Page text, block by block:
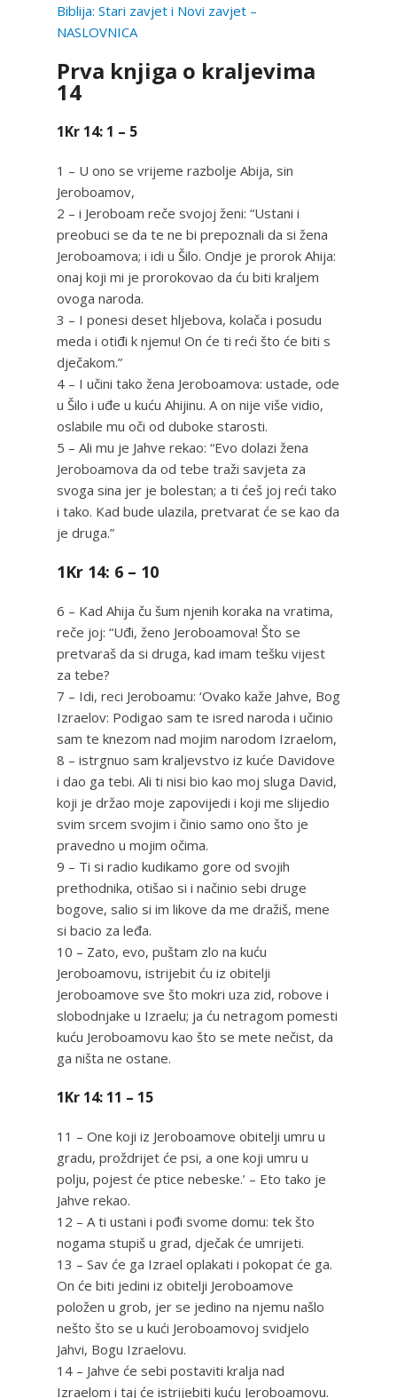
Biblija: Stari zavjet i Novi zavjet –
NASLOVNICA
Prva knjiga o kraljevima
14
1Kr 14: 1 – 5
1 – U ono se vrijeme razbolje Abija, sin
Jeroboamov,
2 – i Jeroboam reče svojoj ženi: “Ustani i
preobuci se da te ne bi prepoznali da si žena
Jeroboamova; i idi u Šilo. Ondje je prorok Ahija:
onaj koji mi je prorokovao da ću biti kraljem
ovoga naroda.
3 – I ponesi deset hljebova, kolača i posudu
meda i otiđi k njemu! On će ti reći što će biti s
dječakom.”
4 – I učini tako žena Jeroboamova: ustade, ode
u Šilo i uđe u kuću Ahijinu. A on nije više vidio,
oslabile mu oči od duboke starosti.
5 – Ali mu je Jahve rekao: “Evo dolazi žena
Jeroboamova da od tebe traži savjeta za
svoga sina jer je bolestan; a ti ćeš joj reći tako
i tako. Kad bude ulazila, pretvarat će se kao da
je druga.”
1Kr 14: 6 – 10
6 – Kad Ahija ču šum njenih koraka na vratima,
reče joj: “Uđi, ženo Jeroboamova! Što se
pretvaraš da si druga, kad imam tešku vijest
za tebe?
7 – Idi, reci Jeroboamu: ‘Ovako kaže Jahve, Bog
Izraelov: Podigao sam te isred naroda i učinio
sam te knezom nad mojim narodom Izraelom,
8 – istrgnuo sam kraljevstvo iz kuće Davidove
i dao ga tebi. Ali ti nisi bio kao moj sluga David,
koji je držao moje zapovijedi i koji me slijedio
svim srcem svojim i činio samo ono što je
pravedno u mojim očima.
9 – Ti si radio kudikamo gore od svojih
prethodnika, otišao si i načinio sebi druge
bogove, salio si im likove da me dražiš, mene
si bacio za leđa.
10 – Zato, evo, puštam zlo na kuću
Jeroboamovu, istrijebit ću iz obitelji
Jeroboamove sve što mokri uza zid, robove i
slobodnjake u Izraelu; ja ću netragom pomesti
kuću Jeroboamovu kao što se mete nečist, da
ga ništa ne ostane.
1Kr 14: 11 – 15
11 – One koji iz Jeroboamove obitelji umru u
gradu, proždrijet će psi, a one koji umru u
polju, pojest će ptice nebeske.’ – Eto tako je
Jahve rekao.
12 – A ti ustani i pođi svome domu: tek što
nogama stupiš u grad, dječak će umrijeti.
13 – Sav će ga Izrael oplakati i pokopat će ga.
On će biti jedini iz obitelji Jeroboamove
položen u grob, jer se jedino na njemu našlo
nešto što se u kući Jeroboamovoj svidjelo
Jahvi, Bogu Izraelovu.
14 – Jahve će sebi postaviti kralja nad
Izraelom i taj će istrijebiti kuću Jeroboamovu.